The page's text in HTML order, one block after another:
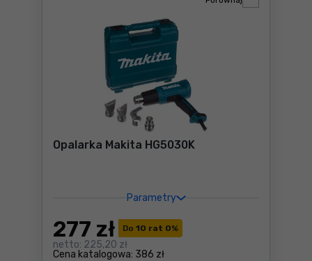
Opalarka Makita HG5030K
Parametry
Do 10 rat 0%
Cena katalogowa: 386 zł
277 zł
netto: 225,20 zł